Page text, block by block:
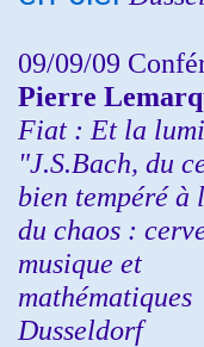
09/09/09
Pierre
Fiat : Et la
"J.S.Bach, du
bien tempéré à
du chaos :
musique et
mathématiques
Dusseldorf